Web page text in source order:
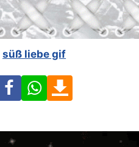
süß liebe gif
FacebookWhatsApp